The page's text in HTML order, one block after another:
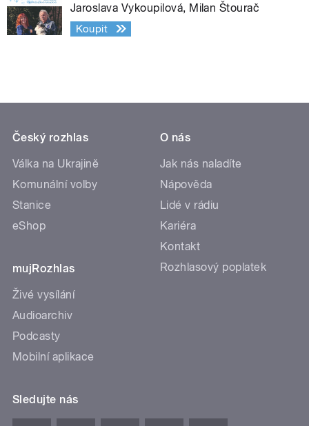
Jaroslava Vykoupilová, Milan Štourač
Koupit
Český rozhlas
Válka na Ukrajině
Komunální volby
Stanice
eShop
mujRozhlas
Živé vysílání
Audioarchiv
Podcasty
Mobilní aplikace
O nás
Jak nás naladíte
Nápověda
Lidé v rádiu
Kariéra
Kontakt
Rozhlasový poplatek
Sledujte nás